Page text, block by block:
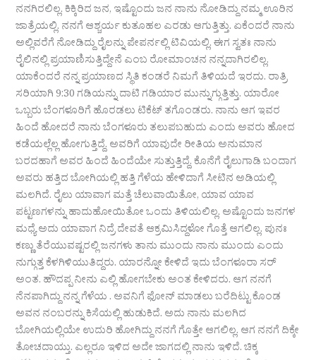
ನನಗಿರಲಿಲ್ಲ. ಕಿಕ್ಕಿರಿದ ಜನ, ಇಷ್ಟೊಂದು ಜನ ನಾನು ನೋಡಿದ್ದು ನಮ್ಮ ಊರಿನ
ಜಾತ್ರೆಯಲ್ಲಿ. ನನಗೆ ಆಶ್ಚರ್ಯ ಕುತೂಹಲ ಎರಡು ಆಗುತ್ತಿತ್ತು. ಏಕೆಂದರೆ ನಾನು
ಅಲ್ಲಿವರೆಗೆ ನೋಡಿದ್ದು ರೈಲನ್ನು ಪೇಪರ್ನಲ್ಲಿ ಟಿವಿಯಲ್ಲಿ. ಈಗ ಸ್ವತಃ ನಾನು
ರೈಲಿನಲ್ಲಿ ಪ್ರಯಾಣಿಸುತ್ತಿದ್ದೇನೆ ಎಂಬ ರೋಮಾಂಚನ ನನ್ನದಾಗಿರಲಿಲ್ಲ.
ಯಾಕೆಂದರೆ ನನ್ನ ಪ್ರಯಾಣದ ಸ್ಥಿತಿ ಕಂಡರೆ ನಿಮಗೆ ತಿಳಿಯದೆ ಇರದು. ರಾತ್ರಿ
ಸರಿಯಾಗಿ 9:30 ಗಡಿಯನ್ನು ದಾಟಿ ಗಡಿಯಾರ ಮುನ್ನುಗ್ಗುತ್ತಿತ್ತು. ಯಾರೋ
ಒಬ್ಬರು ಬೆಂಗಳೂರಿಗೆ ಹೊರಡಲು ಟಿಕೆಟ್ ತಗೊಂಡರು. ನಾನು ಆಗ ಇವರ
ಹಿಂದೆ ಹೋದರೆ ನಾನು ಬೆಂಗಳೂರು ತಲುಪಬಹುದು ಎಂದು ಅವರು ಹೋದ
ಕಡೆಯಲ್ಲೆಲ್ಲ ಹೋಗುತ್ತಿದ್ದೆ. ಅವರಿಗೆ ಯಾವುದೇ ರೀತಿಯ ಅನುಮಾನ
ಬರದಹಾಗೆ ಅವರ ಹಿಂದೆ ಹಿಂದೆಯೇ ಸುತ್ತುತ್ತಿದ್ದೆ. ಕೊನೆಗೆ ರೈಲುಗಾಡಿ ಬಂದಾಗ
ಅವರು ಹತ್ತಿದ ಬೋಗಿಯಲ್ಲಿ ಹತ್ತಿ ಗೆಳೆಯ ಹೇಳಿದಾಗೆ ಸೀಟಿನ ಅಡಿಯಲ್ಲಿ
ಮಲಗಿದೆ. ರೈಲು ಯಾವಾಗ ಮತ್ತೆ ಚೆಲುವಾಯಿತೋ, ಯಾವ ಯಾವ
ಪಟ್ಟಣಗಳನ್ನು ಹಾದುಹೋಯಿತೋ ಒಂದು ತಿಳಿಯಲಿಲ್ಲ. ಅಷ್ಟೊಂದು ಜನಗಳ
ಮಧ್ಯೆ ಅದು ಯಾವಾಗ ನಿದ್ರೆ ದೇವತೆ ಆಕ್ರಮಿಸಿದ್ದಳೋ ಗೊತ್ತೆ ಆಗಲಿಲ್ಲ. ಪುನಃ
ಕಣ್ಣು ತೆರೆಯುವಷ್ಟರಲ್ಲಿ ಜನಗಳು ತಾನು ಮುಂದು ನಾನು ಮುಂದು ಎಂದು
ನುಗ್ಗುತ್ತ ಕೆಳಗಿಳಿಯುತಿದ್ದರು. ಯಾರನ್ನೋ ಕೇಳಿದೆ ಇದು ಬೆಂಗಳೂರಾ ಸರ್
ಅಂತ. ಹೌದಪ್ಪ ನೀನು ಎಲ್ಲಿ ಹೋಗಬೇಕು ಅಂತ ಕೇಳಿದರು. ಆಗ ನನಗೆ
ನೆನಪಾಗಿದ್ದು ನನ್ನ ಗೆಳೆಯ . ಅವನಿಗೆ ಫೋನ್ ಮಾಡಲು ಬರೆದಿಟ್ಟು ಕೊಂಡ
ಅವನ‌ ನಂಬರನ್ನು ಕಿಸೆಯಲ್ಲಿ ಹುಡುಕಿದೆ. ಅದು ನಾನು ಮಲಗಿದ
ಬೋಗಿಯಲ್ಲಿಯೇ ಉದುರಿ ಹೋಗಿದ್ದು ನನಗೆ ಗೊತ್ತೇ ಆಗಲಿಲ್ಲ. ಆಗ ನನಗೆ ದಿಕ್ಕೇ
ತೋಚದಾಯ್ತು. ಎಲ್ಲರೂ ಇಳಿದ ಅದೇ ಜಾಗದಲ್ಲಿ ನಾನು ಇಳಿದೆ. ಚಿಕ್ಕ